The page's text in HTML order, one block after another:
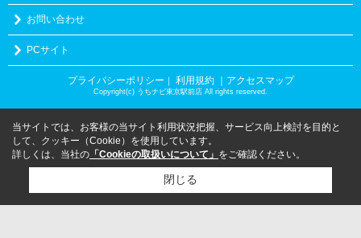
お問い合わせ
PCサイト
プライバシーポリシー 利用規約 ｜アクセスマップ
Copyright(c) うちナビ東京駅前店 All rights reserved.
当サイトでは、お客様の当サイト利用状況把握、サービス向上検討を目的と
して、クッキー（Cookie）を使用しています。
詳しくは、当社の 「Cookieの取扱いについて」 をご確認ください。
閉じる